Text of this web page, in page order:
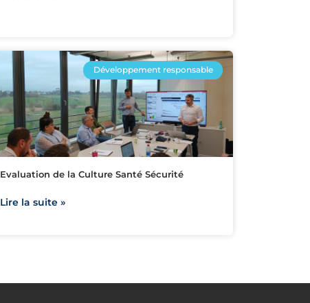
Développement responsable
Evaluation de la Culture Santé Sécurité
Lire la suite »